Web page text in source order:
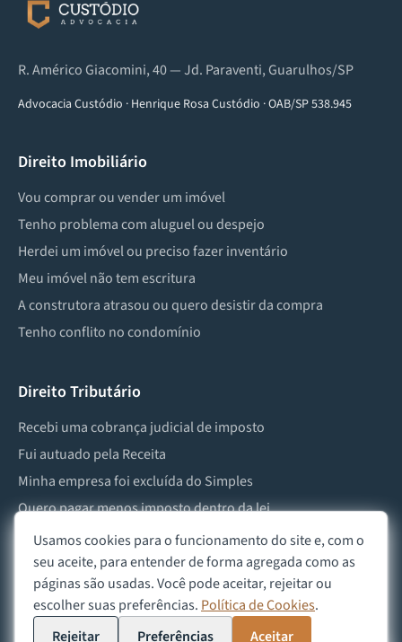
R. Américo Giacomini, 40 — Jd. Paraventi, Guarulhos/SP
Advocacia Custódio · Henrique Rosa Custódio ·OAB/SP 538.945
Direito Imobiliário
Vou comprar ou vender um imóvel
Tenho problema com aluguel ou despejo
Herdei um imóvel ou preciso fazer inventário
Meu imóvel não tem escritura
A construtora atrasou ou quero desistir da compra
Tenho conflito no condomínio
Direito Tributário
Recebi uma cobrança judicial de imposto
Fui autuado pela Receita
Minha empresa foi excluída do Simples
Quero pagar menos imposto dentro da lei
Preciso lidar com imposto de herança ou doação
2026Advocacia Custódio
Política de Privacidade Política de Cookies Aviso Legal
Usamos cookies para o funcionamento do site e, com o
seu aceite, para entender de forma agregada como as
páginas são usadas. Você pode aceitar, rejeitar ou
escolher suas preferências. Política de Cookies.
Rejeitar
Preferências Aceitar